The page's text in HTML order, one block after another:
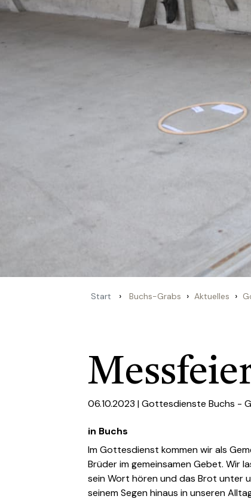
Start › Buchs-Grabs › Aktuelles ›
06.10.2023 |Gottesdienste Buchs -
in Buchs
Im Gottesdienst kommen wir als
Brüder im gemeinsamen Gebet. Wir
sein Wort hören und das Brot unter
seinem Segen hinaus in unseren